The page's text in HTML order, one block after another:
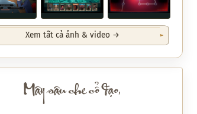
Xem tất cả ảnh & video →
Mây sâu che cổ đạo,